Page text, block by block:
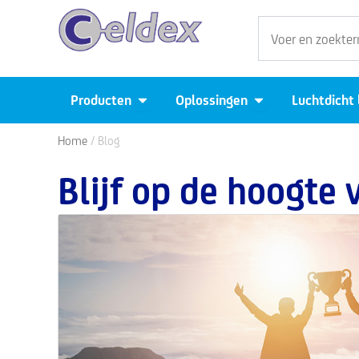
Producten Open Producten
Oplossingen Open Oplossingen
Luchtdicht
Home / Blog
Blijf op de hoogte